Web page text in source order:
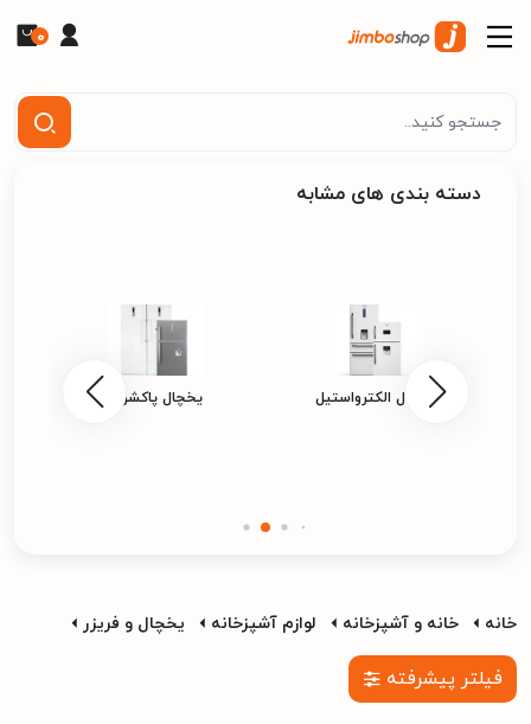
0
دسته بندی های مشابه
یخچال الکترواستیل یخچال پاکشوما
خانه خانه و آشپزخانه لوازم آشپزخانه یخچال و فریزر
فیلتر پیشرفته